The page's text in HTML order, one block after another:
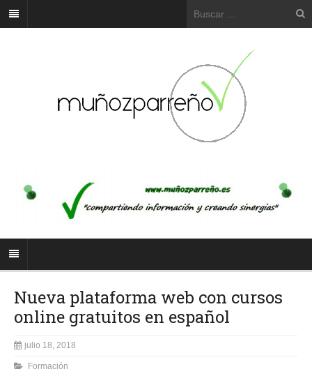
Nueva plataforma web con cursos
online gratuitos en español
julio 18, 2018
Formación